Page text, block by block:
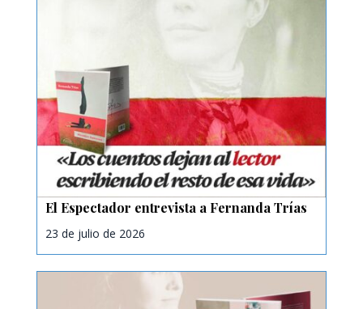
El Espectador entrevista a Fernanda Trías
23 de julio de 2026